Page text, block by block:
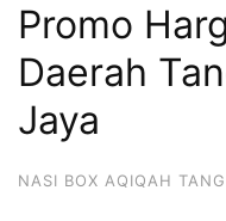
Promo
Daerah
Jaya
NASI BOX AQIQAH